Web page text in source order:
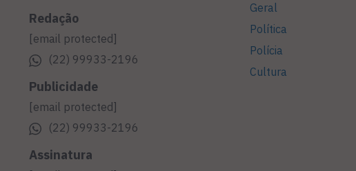
Redação
[email protected]
(22) 99933-2196
Publicidade
[email protected]
(22) 99933-2196
Assinatura
Geral
Política
Polícia
Cultura